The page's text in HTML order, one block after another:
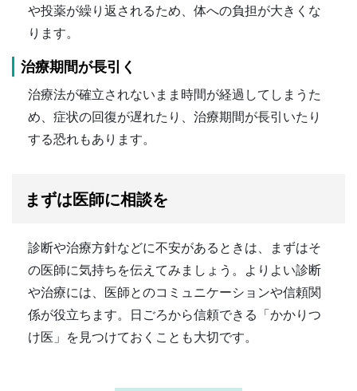
や投薬が繰り返されるため、体への負担が大きくな
ります。
治療期間が長引く
治療法が確立されないまま時間が経過してしまうた
め、症状の回復が遅れたり、治療期間が長引いたり
する恐れもあります。
まずは医師に相談を
診断や治療方針などに不安があるときは、まずはそ
の医師に気持ちを伝えてみましょう。よりよい診断
や治療には、医師とのコミュニケーションや信頼関
係が役立ちます。日ごろから信頼できる「かかりつ
け医」を見つけておくことも大切です。